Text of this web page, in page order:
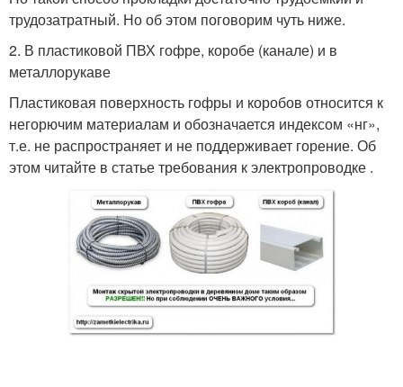
трудозатратный. Но об этом поговорим чуть ниже.
2. В пластиковой ПВХ гофре, коробе (канале) и в
металлорукаве
Пластиковая поверхность гофры и коробов относится к
негорючим материалам и обозначается индексом «нг»,
т.е. не распространяет и не поддерживает горение. Об
этом читайте в статье требования к электропроводке .